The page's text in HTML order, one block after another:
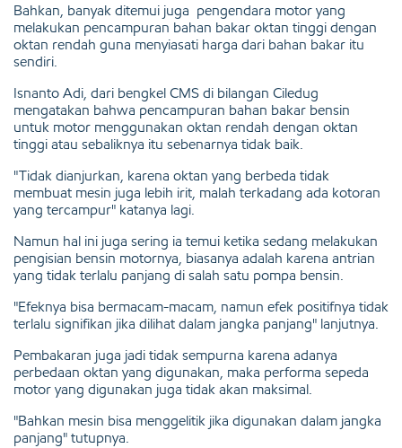
Bahkan, banyak ditemui juga pengendara motor yang
melakukan pencampuran bahan bakar oktan tinggi dengan
oktan rendah guna menyiasati harga dari bahan bakar itu
sendiri.
Isnanto Adi, dari bengkel CMS di bilangan Ciledug
mengatakan bahwa pencampuran bahan bakar bensin
untuk motor menggunakan oktan rendah dengan oktan
tinggi atau sebaliknya itu sebenarnya tidak baik.
"Tidak dianjurkan, karena oktan yang berbeda tidak
membuat mesin juga lebih irit, malah terkadang ada kotoran
yang tercampur" katanya lagi.
Namun hal ini juga sering ia temui ketika sedang melakukan
pengisian bensin motornya, biasanya adalah karena antrian
yang tidak terlalu panjang di salah satu pompa bensin.
"Efeknya bisa bermacam-macam, namun efek positifnya tidak
terlalu signifikan jika dilihat dalam jangka panjang" lanjutnya.
Pembakaran juga jadi tidak sempurna karena adanya
perbedaan oktan yang digunakan, maka performa sepeda
motor yang digunakan juga tidak akan maksimal.
"Bahkan mesin bisa menggelitik jika digunakan dalam jangka
panjang" tutupnya.